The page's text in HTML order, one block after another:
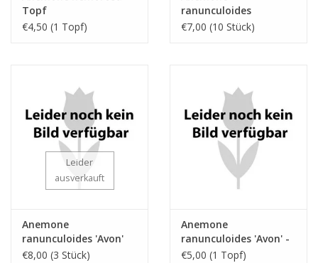
Topf
€4,50 (1 Topf)
ranunculoides
€7,00 (10 Stück)
Leider
ausverkauft
Anemone
ranunculoides 'Avon'
€8,00 (3 Stück)
Anemone
ranunculoides 'Avon' -
Topf
€5,00 (1 Topf)